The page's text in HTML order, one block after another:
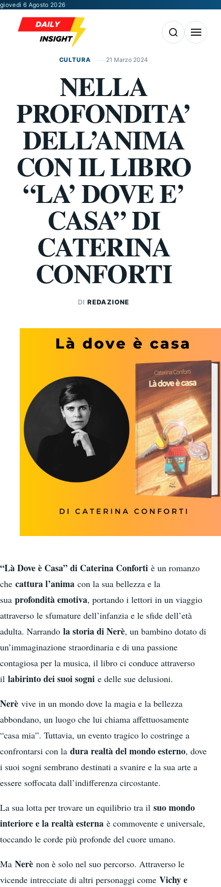
Vai al contenuto
giovedì 6 Agosto 2026
Apri la ricerca
Apri il
CULTURA 21 Marzo 2024
NELLA
PROFONDITA’
DELL’ANIMA
CON IL LIBRO
“LA’ DOVE E’
CASA” DI
CATERINA
CONFORTI
DIREDAZIONE
“Là Dove è Casa” di Caterina Conforti è un romanzo
che cattura l’anima con la sua bellezza e la
sua profondità emotiva, portando i lettori in un viaggio
attraverso le sfumature dell’infanzia e le sfide dell’età
adulta. Narrando la storia di Nerè, un bambino dotato di
un’immaginazione straordinaria e di una passione
contagiosa per la musica, il libro ci conduce attraverso
il labirinto dei suoi sogni e delle sue delusioni.
Nerè vive in un mondo dove la magia e la bellezza
abbondano, un luogo che lui chiama affettuosamente
“casa mia”. Tuttavia, un evento tragico lo costringe a
confrontarsi con la dura realtà del mondo esterno, dove
i suoi sogni sembrano destinati a svanire e la sua arte a
essere soffocata dall’indifferenza circostante.
La sua lotta per trovare un equilibrio tra il suo mondo
interiore e la realtà esterna è commovente e universale,
toccando le corde più profonde del cuore umano.
Ma Nerè non è solo nel suo percorso. Attraverso le
vicende intrecciate di altri personaggi come Vichy e